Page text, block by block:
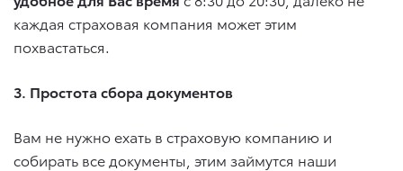
каждая страховая компания может этим
похвастаться.
3. Простота сбора документов
Вам не нужно ехать в страховую компанию и
собирать все документы, этим займутся наши